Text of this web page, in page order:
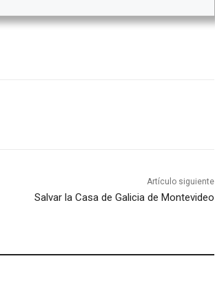
Artículo siguiente
Salvar la Casa de Galicia de Montevideo